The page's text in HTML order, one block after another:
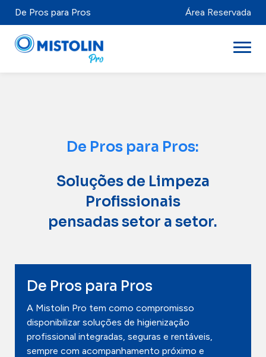
De Pros para Pros Área Reservada
Sobre Nós
Contactos
De Pros para Pros:
Soluções de Limpeza
Profissionais
pensadas setor a setor.
De Pros para Pros
A Mistolin Pro tem como compromisso
disponibilizar soluções de higienização
profissional integradas, seguras e rentáveis,
sempre com acompanhamento próximo e